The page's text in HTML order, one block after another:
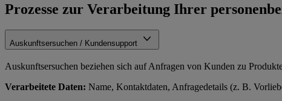
Prozesse zur Verarbeitung Ihrer
Auskunftsersuchen / Kundensupport
Auskunftsersuchen beziehen sich auf Anfragen von Kunden zu
Verarbeitete Daten: Name, Kontaktdaten, Anfragedetails (z. B.